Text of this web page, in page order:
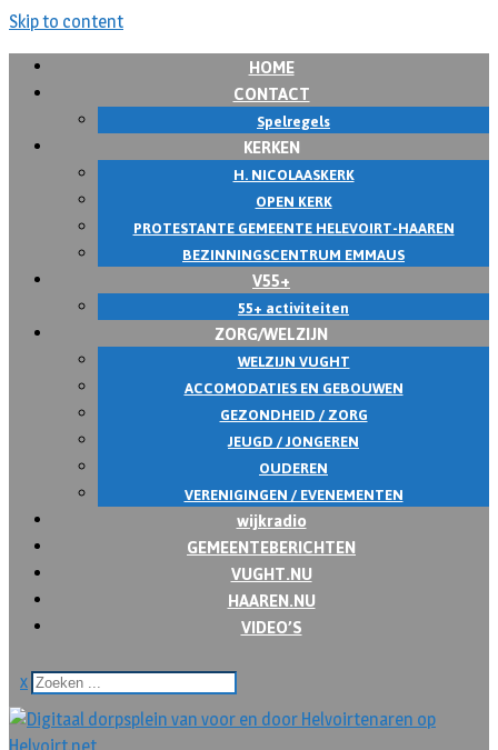
Skip to content
HOME
CONTACT
Spelregels
KERKEN
H. NICOLAASKERK
OPEN KERK
PROTESTANTE GEMEENTE HELEVOIRT-HAAREN
BEZINNINGSCENTRUM EMMAUS
V55+
55+ activiteiten
ZORG/WELZIJN
WELZIJN VUGHT
ACCOMODATIES EN GEBOUWEN
GEZONDHEID / ZORG
JEUGD / JONGEREN
OUDEREN
VERENIGINGEN / EVENEMENTEN
wijkradio
GEMEENTEBERICHTEN
VUGHT.NU
HAAREN.NU
VIDEO’S
x